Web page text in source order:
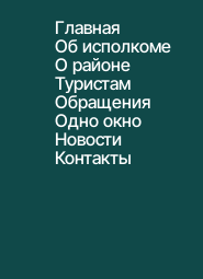
Главная
Об исполкоме
О районе
Туристам
Обращения
Одно окно
Новости
Контакты